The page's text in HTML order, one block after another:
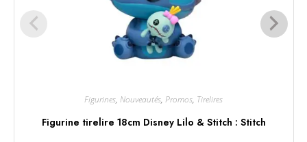
Figurines, Nouveautés, Promos, Tirelires
Figurine tirelire 18cm Disney Lilo & Stitch : Stitch